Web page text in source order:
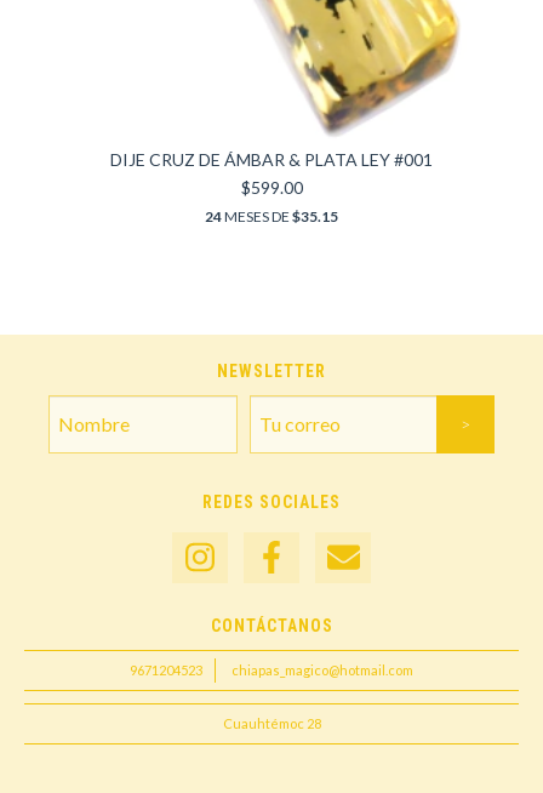
DIJE CRUZ DE ÁMBAR & PLATA LEY #001
$599.00
24MESES DE $35.15
NEWSLETTER
REDES SOCIALES
CONTÁCTANOS
9671204523 chiapas_magico@hotmail.com
Cuauhtémoc 28